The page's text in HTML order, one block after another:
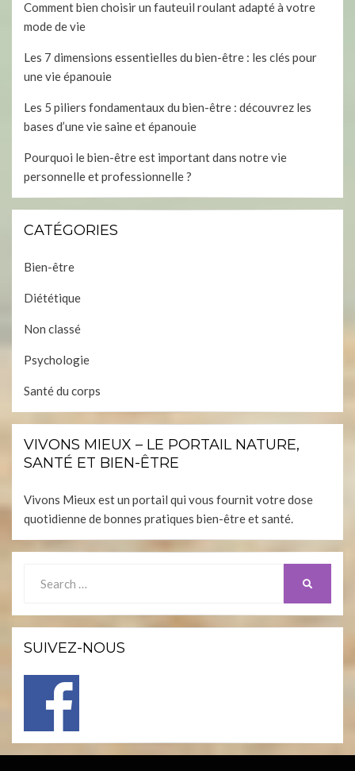
Comment bien choisir un fauteuil roulant adapté à votre
mode de vie
Les 7 dimensions essentielles du bien-être : les clés pour
une vie épanouie
Les 5 piliers fondamentaux du bien-être : découvrez les
bases d’une vie saine et épanouie
Pourquoi le bien-être est important dans notre vie
personnelle et professionnelle ?
CATÉGORIES
Bien-être
Diététique
Non classé
Psychologie
Santé du corps
VIVONS MIEUX – LE PORTAIL NATURE,
SANTÉ ET BIEN-ÊTRE
Vivons Mieux est un portail qui vous fournit votre dose
quotidienne de bonnes pratiques bien-être et santé.
for:
SUIVEZ-NOUS